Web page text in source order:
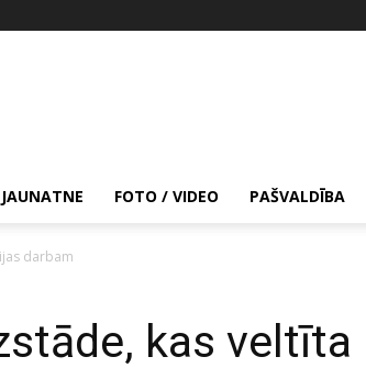
JAUNATNE FOTO / VIDEO PAŠVALDĪBA
darbam
kas veltīta